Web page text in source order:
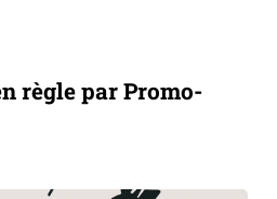
règle par Promo-